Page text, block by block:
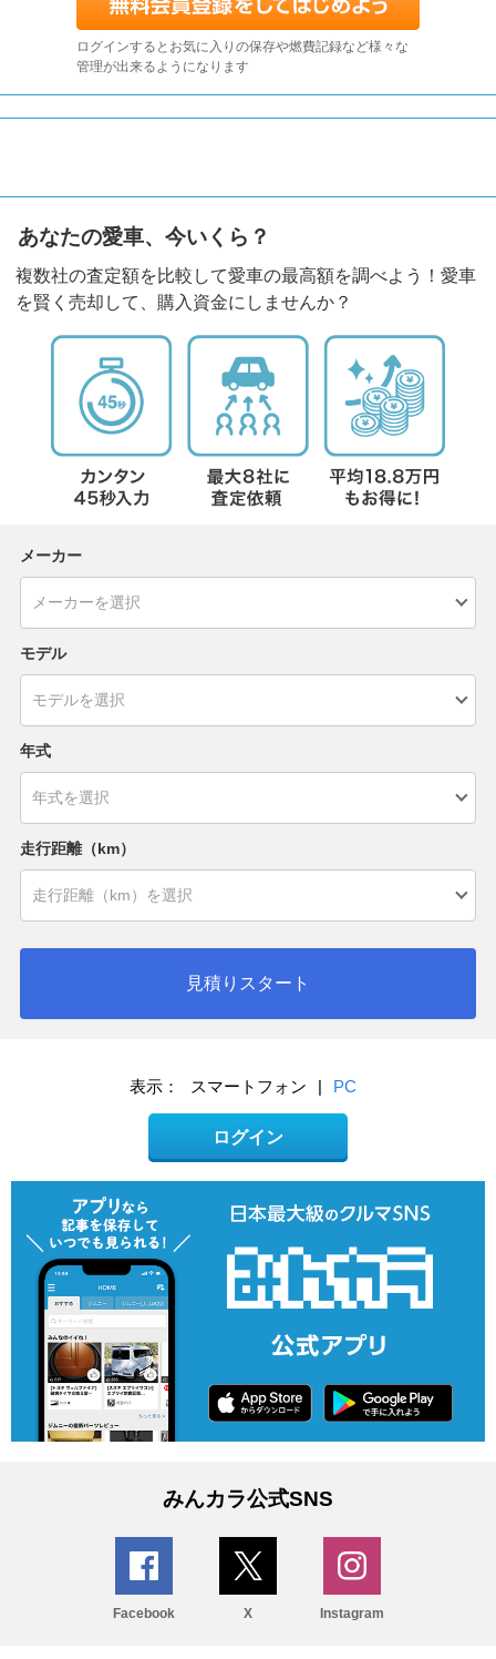
ログインするとお気に入りの保存や燃費記録など様々な
管理が出来るようになります
あなたの愛車、今いくら？
複数社の査定額を比較して愛車の最高額を調べよう！愛車
を賢く売却して、購入資金にしませんか？
メーカー
モデル
年式
走行距離（km）
見積りスタート
表示： スマートフォン | PC
ログイン
みんカラ公式SNS
Facebook X Instagram